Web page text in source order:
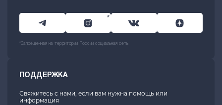
*
*Запрещенная на территории России социальная сеть
ПОДДЕРЖКА
Свяжитесь с нами, если вам нужна помощь или
информация